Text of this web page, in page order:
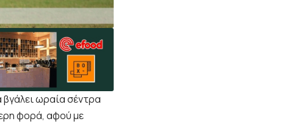
ωραία σέντρα
φορά, αφού με